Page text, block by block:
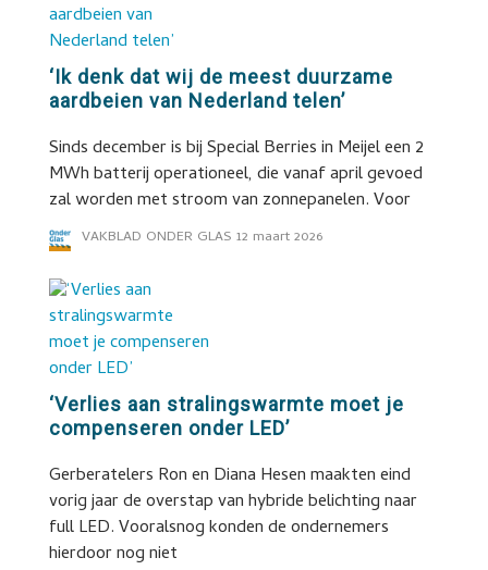
‘Ik denk dat wij de meest duurzame
aardbeien van Nederland telen’
Sinds december is bij Special Berries in Meijel een 2
MWh batterij operationeel, die vanaf april gevoed
zal worden met stroom van zonnepanelen. Voor
VAKBLAD ONDER GLAS 12 maart 2026
‘Verlies aan stralingswarmte moet je
compenseren onder LED’
Gerberatelers Ron en Diana Hesen maakten eind
vorig jaar de overstap van hybride belichting naar
full LED. Vooralsnog konden de ondernemers
hierdoor nog niet